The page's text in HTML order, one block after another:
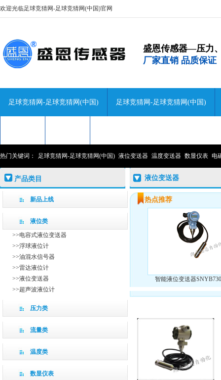
欢迎光临足球竞猜网-足球竞猜网(中国)官网
盛恩传感器—压力
厂家直销 品质保证
足球竞猜网-足球竞猜网(中国) 足球竞猜网-足球竞猜网(中国)
热门关键词： 足球竞猜网-足球竞猜网(中国) 液位变送器 温度变送器 数显仪表 电
产品类目
新品上线
液位类
>>电容式液位变送器
>>浮球液位计
>>油混水信号器
>>雷达液位计
>>液位变送器
>>超声波液位计
压力类
流量类
温度类
数显仪表
液位变送器
热点推荐
智能液位变送器SNYB730